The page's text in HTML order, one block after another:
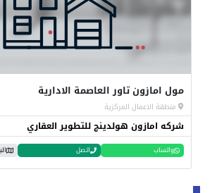
مول امازون تاور العاصمة الادارية
منطقة الاعمال المركزية
شركه امازون هولدينج للتطوير العقاري
واتساب اتصل